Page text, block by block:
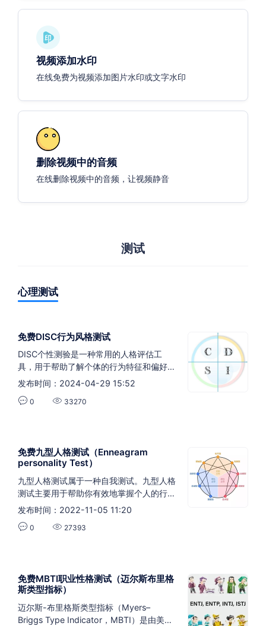
视频添加水印
在线免费为视频添加图片水印或文字水印
删除视频中的音频
在线删除视频中的音频，让视频静音
测试
心理测试
免费DISC行为风格测试
DISC个性测验是一种常用的人格评估工
具，用于帮助了解个体的行为特征和偏好。
它基于四种主要的人格类型：支配型
稳定型（Steadiness）和符合型
的行为模式，以提高沟通、协作和领导能力
发布时间：2024-04-29 15:52
0 33270
免费九型人格测试（Enneagram
personality Test）
九型人格测试属于一种自我测试。九型人格
测试主要用于帮助你有效地掌握个人的行为
习惯，测试中所回答的问题答案没有好与坏
己的个性和你的世界观。
发布时间：2022-11-05 11:20
0 27393
免费MBTI职业性格测试（迈尔斯布里格
斯类型指标）
迈尔斯-布里格斯类型指标（Myers–
Briggs Type Indicator，MBTI）是由美国